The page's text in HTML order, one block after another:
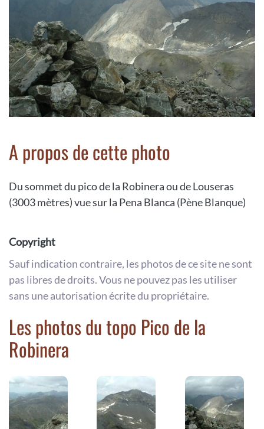
A propos de cette photo
Du sommet du pico de la Robinera ou de Louseras
(3003 mètres) vue sur la Pena Blanca (Pène Blanque)
Copyright
Sauf indication contraire, les photos de ce site ne sont
pas libres de droits. Vous ne pouvez pas les utiliser
sans une autorisation écrite du propriétaire.
Les photos du topo Pico de la
Robinera